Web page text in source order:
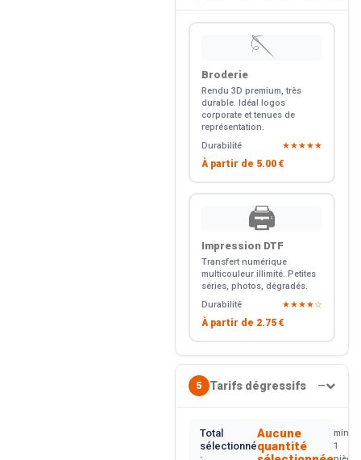
🪡
Broderie
Rendu 3D premium, très
durable. Idéal logos
corporate et tenues de
représentation.
Durabilité
★★★★★
À partir de 5.00 €
🖨️
Impression DTF
Transfert numérique
multicouleur illimité. Petites
séries, photos, dégradés.
Durabilité
★★★★☆
À partir de 2.75 €
5 Tarifs dégressifs —
Total
sélectionné
Aucune
quantité
min.
1